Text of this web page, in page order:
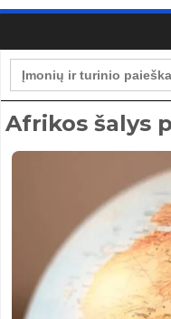
Search
for:
Afrikos šalys